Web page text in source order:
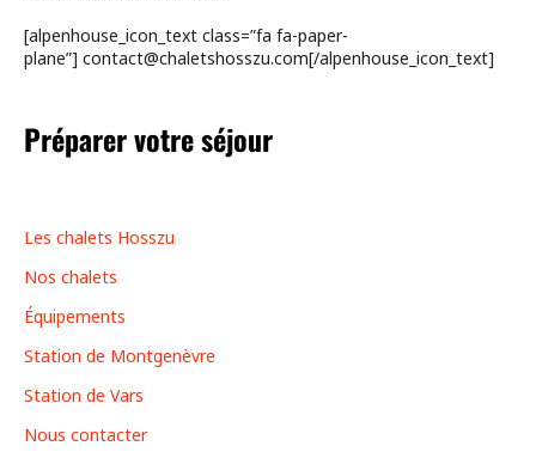
[alpenhouse_icon_text class=”fa fa-paper-
plane”] contact@chaletshosszu.com[/alpenhouse_icon_text]
Préparer votre séjour
Les chalets Hosszu
Nos chalets
Équipements
Station de Montgenèvre
Station de Vars
Nous contacter